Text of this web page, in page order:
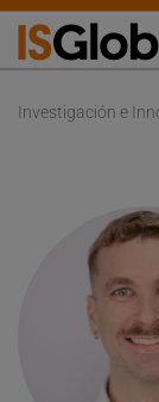
Investigación e